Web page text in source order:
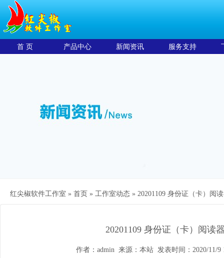
首 页 产品中心 新闻资讯 服务支持
红尖椒软件工作室 » 首页 » 工作室动态 » 20201109 身份证（卡）阅
20201109 身份证（卡）阅读
作者：admin 来源：本站 发表时间：2020/11/9